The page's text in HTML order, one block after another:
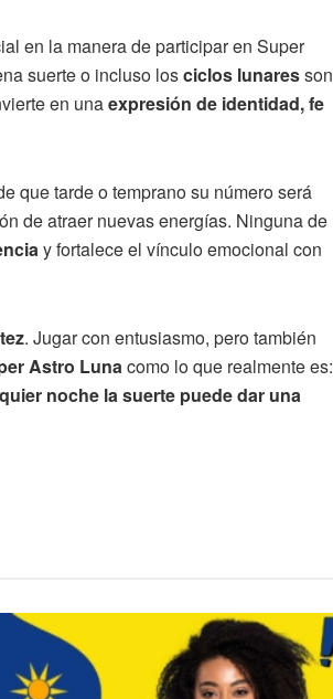
en la manera de participar en Super
suerte o incluso losciclos lunaresson
en unaexpresión de identidad, fe
que tarde o temprano su número será
de atraer nuevas energías. Ninguna de
y fortalece el vínculo emocional con
. Jugar con entusiasmo, pero también
Astro Lunacomo lo que realmente es:
noche la suerte puede dar una